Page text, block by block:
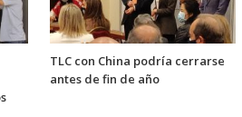
TLC con China podría cerrarse
antes de fin de año